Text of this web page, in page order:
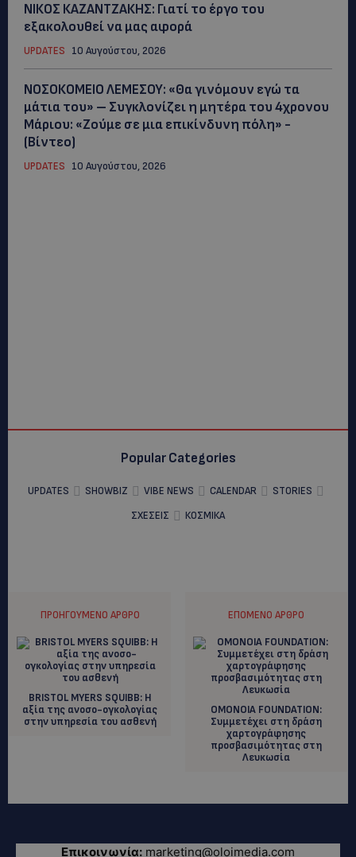
ΝΙΚΟΣ ΚΑΖΑΝΤΖΑΚΗΣ: Γιατί το έργο του
εξακολουθεί να μας αφορά
UPDATES 10 Αυγούστου, 2026
ΝΟΣΟΚΟΜΕΙΟ ΛΕΜΕΣΟΥ: «Θα γινόμουν εγώ τα
μάτια του» – Συγκλονίζει η μητέρα του 4χρονου
Μάριου: «Ζούμε σε μια επικίνδυνη πόλη» -
(Βίντεο)
UPDATES 10 Αυγούστου, 2026
Popular Categories
UPDATES SHOWBIZ VIBE NEWS CALENDAR
STORIES
ΣΧΕΣΕΙΣ
ΚΟΣΜΙΚΑ
ΠΡΟΗΓΟΎΜΕΝΟ ΆΡΘΡΟ
BRISTOL MYERS SQUIBB: Η
αξία της ανοσο-ογκολογίας
στην υπηρεσία του ασθενή
ΕΠΌΜΕΝΟ ΆΡΘΡΟ
ΟΜΟΝΟΙΑ FOUNDATION:
Συμμετέχει στη δράση
χαρτογράφησης
προσβασιμότητας στη
Λευκωσία
Επικοινωνία: marketing@oloimedia.com